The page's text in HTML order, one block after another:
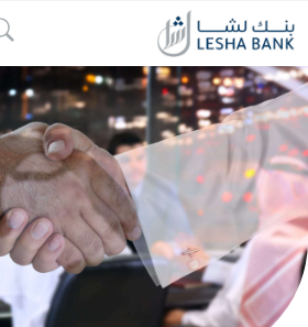
Continue reading
المصرفية
الاستثمارية